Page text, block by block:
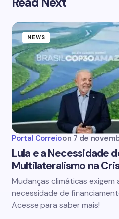
NEWS
Portal Correioon 7 de
Lula e a Necessidade
Multilateralismo na
Mudanças climáticas exigem
necessidade de
Acesse para saber mais!